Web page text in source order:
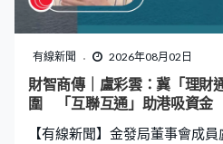
有線新聞 2026年08月02日
財智商傳｜盧彩雲：冀「理財
圍 「互聯互通」助港吸資金
【有線新聞】金發局董事會成